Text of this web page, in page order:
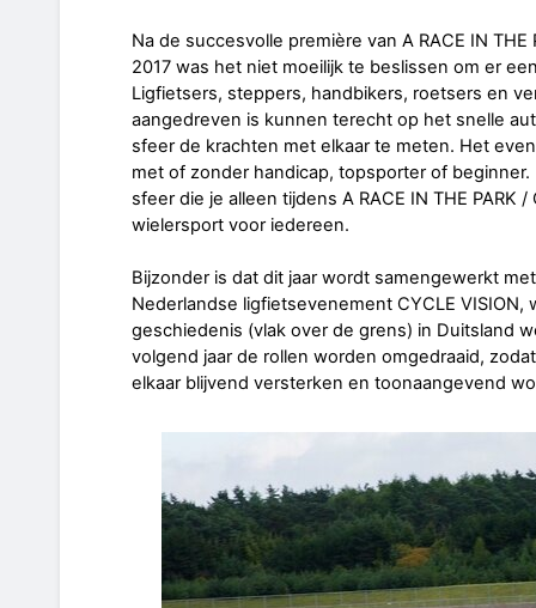
Na de succesvolle première van A RACE IN
2017 was het niet moeilijk te beslissen om er
Ligfietsers, steppers, handbikers, roetsers en
aangedreven is kunnen terecht op het snelle
sfeer de krachten met elkaar te meten. Het
met of zonder handicap, topsporter of
sfeer die je alleen tijdens A RACE IN THE PARK
wielersport voor iedereen.
Bijzonder is dat dit jaar wordt samengewerkt
Nederlandse ligfietsevenement CYCLE VISION,
geschiedenis (vlak over de grens) in Duitsland
volgend jaar de rollen worden omgedraaid, zodat
elkaar blijvend versterken en toonaangevend